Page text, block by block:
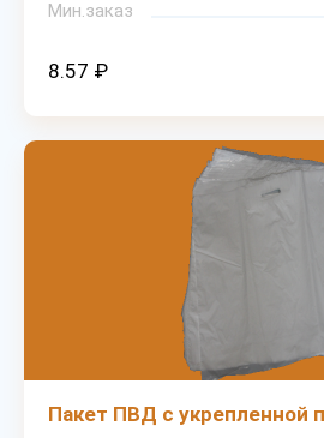
Мин.заказ
8.57 ₽
Пакет ПВД с укрепленной